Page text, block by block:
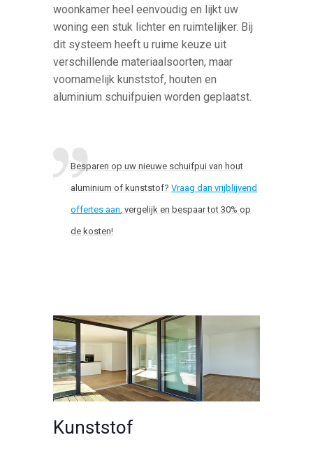
woonkamer heel eenvoudig en lijkt uw
woning een stuk lichter en ruimtelijker. Bij
dit systeem heeft u ruime keuze uit
verschillende materiaalsoorten, maar
voornamelijk kunststof, houten en
aluminium schuifpuien worden geplaatst.
Besparen op uw nieuwe schuifpui van hout
aluminium of kunststof?Vraag dan vrijblijvend
offertes aan, vergelijk en bespaar tot 30% op
de kosten!
Kunststof